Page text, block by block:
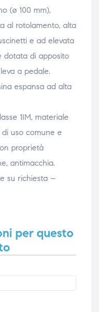
(ø 100 mm),
al rotolamento, alta
e ad elevata
dotata di apposito
a pedale.
espansa ad alta
1IM, materiale
uso comune e
proprietà
antimacchia.
su richiesta –
per questo